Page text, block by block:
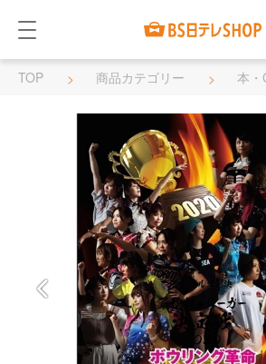
TOP 商品カテゴリー
本・
DVD・BD